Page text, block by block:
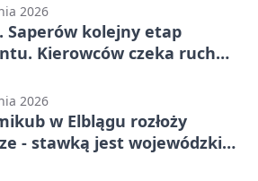
2026
Saperów kolejny etap
Kierowców czeka ruch
2026
w Elblągu rozłoży
- stawką jest wojewódzki